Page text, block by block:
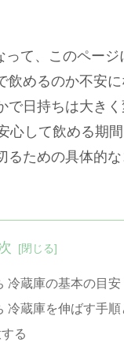
て、このペー
めるのか不安
日持ちは大き
して飲める期
ための具体的
冷蔵庫の基本の目安
冷蔵庫を伸ばす手順
る